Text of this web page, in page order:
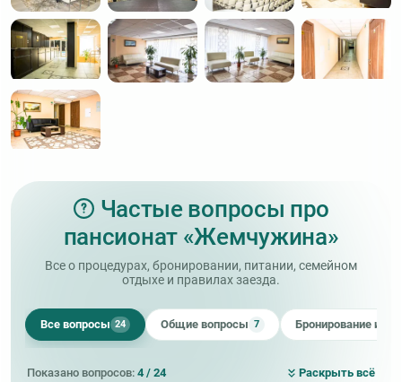
Частые вопросы про
пансионат «Жемчужина»
Все о процедурах, бронировании, питании, семейном
отдыхе и правилах заезда.
Все вопросы 24 Общие вопросы 7 Бронирование и
Показано вопросов:4 / 24 Раскрыть всё